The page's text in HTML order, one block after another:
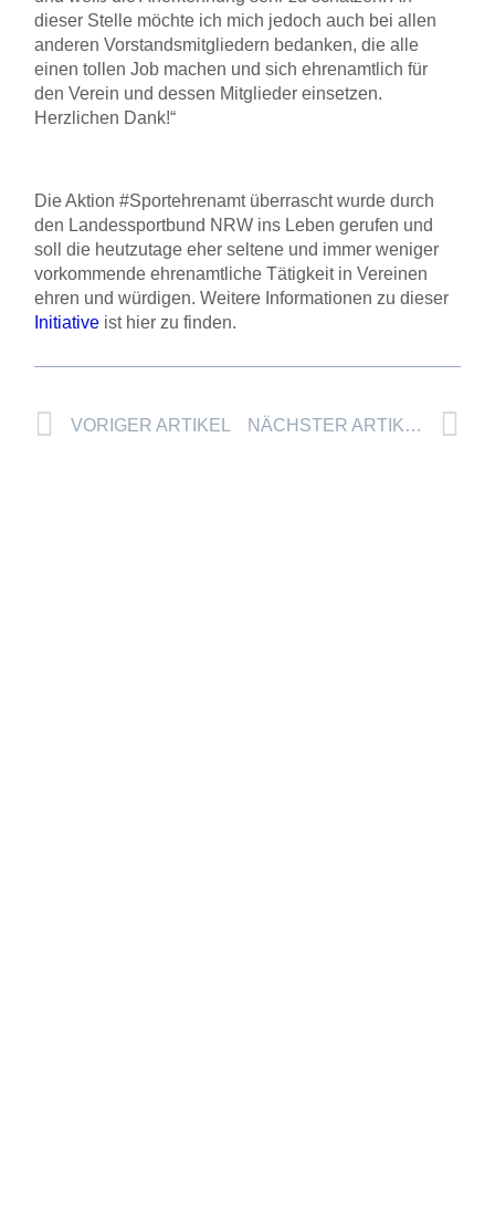
dieser Stelle möchte ich mich jedoch auch bei allen
anderen Vorstandsmitgliedern bedanken, die alle
einen tollen Job machen und sich ehrenamtlich für
den Verein und dessen Mitglieder einsetzen.
Herzlichen Dank!“
Die Aktion #Sportehrenamt überrascht wurde durch
den Landessportbund NRW ins Leben gerufen und
soll die heutzutage eher seltene und immer weniger
vorkommende ehrenamtliche Tätigkeit in Vereinen
ehren und würdigen. Weitere Informationen zu dieser
Initiative ist hier zu finden.
Prev
VORIGER ARTIKEL NÄCHSTER ARTIKEL